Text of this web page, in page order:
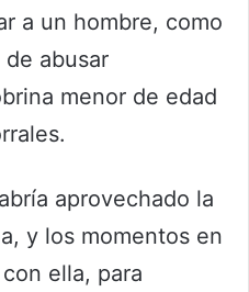
a un hombre, como
abusar
menor de edad
aprovechado la
y los momentos en
ella, para